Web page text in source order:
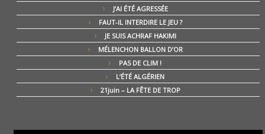
J’AI ÉTÉ AGRESSÉE
FAUT-IL INTERDIRE LE JEU ?
JE SUIS ACHRAF HAKIMI
MÉLENCHON BALLON D’OR
PAS DE CLIM !
L’ÉTÉ ALGÉRIEN
21juin – LA FÊTE DE TROP